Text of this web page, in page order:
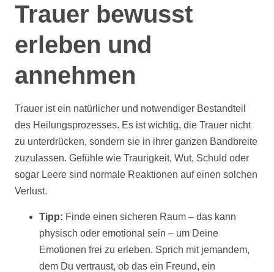
Trauer bewusst
erleben und
annehmen
Trauer ist ein natürlicher und notwendiger Bestandteil
des Heilungsprozesses. Es ist wichtig, die Trauer nicht
zu unterdrücken, sondern sie in ihrer ganzen Bandbreite
zuzulassen. Gefühle wie Traurigkeit, Wut, Schuld oder
sogar Leere sind normale Reaktionen auf einen solchen
Verlust.
Tipp: Finde einen sicheren Raum – das kann
physisch oder emotional sein – um Deine
Emotionen frei zu erleben. Sprich mit jemandem,
dem Du vertraust, ob das ein Freund, ein